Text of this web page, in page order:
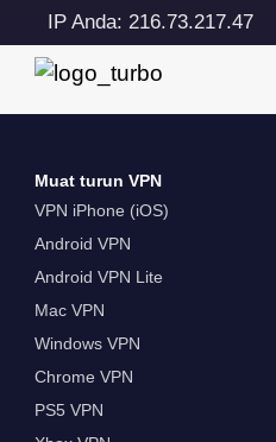
IP Anda: 216.73.217.47
Muat turun VPN
VPN iPhone (iOS)
Android VPN
Android VPN Lite
Mac VPN
Windows VPN
Chrome VPN
PS5 VPN